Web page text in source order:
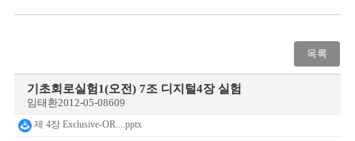
목록
기초회로실험1(오전) 7조 디지털4장 실험
임태환2012-05-08609
제 4장 Exclusive-OR....pptx